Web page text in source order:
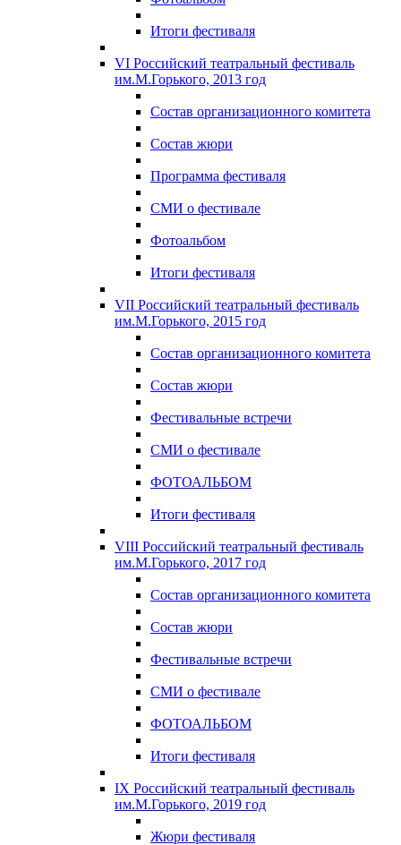
Итоги фестиваля
VI Российский театральный фестиваль
им.М.Горького, 2013 год
Состав организационного комитета
Состав жюри
Программа фестиваля
СМИ о фестивале
Фотоальбом
Итоги фестиваля
VII Российский театральный фестиваль
им.М.Горького, 2015 год
Состав организационного комитета
Состав жюри
Фестивальные встречи
СМИ о фестивале
ФОТОАЛЬБОМ
Итоги фестиваля
VIII Российский театральный фестиваль
им.М.Горького, 2017 год
Состав организационного комитета
Состав жюри
Фестивальные встречи
СМИ о фестивале
ФОТОАЛЬБОМ
Итоги фестиваля
IX Российский театральный фестиваль
им.М.Горького, 2019 год
Жюри фестиваля